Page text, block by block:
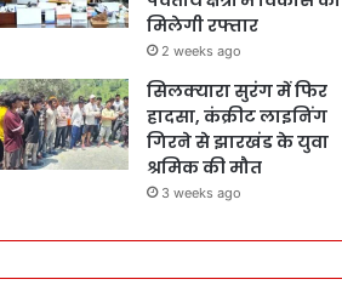
मिलेगी रफ्तार
2 weeks ago
सिलक्यारा सुरंग में फिर
हादसा, कंक्रीट लाइनिंग
गिरने से झारखंड के युवा
श्रमिक की मौत
3 weeks ago